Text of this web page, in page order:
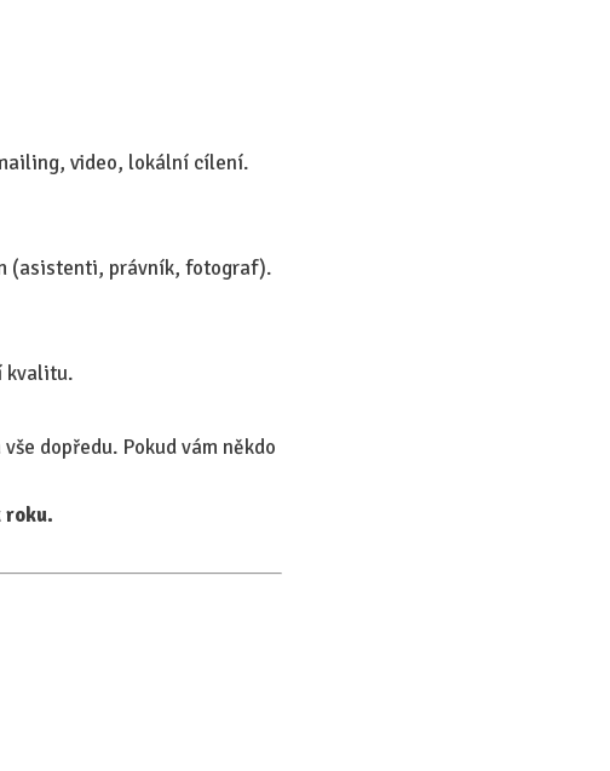
video, lokální cílení.
(asistenti, právník, fotograf).
kvalitu.
dopředu. Pokud vám někdo
roku.